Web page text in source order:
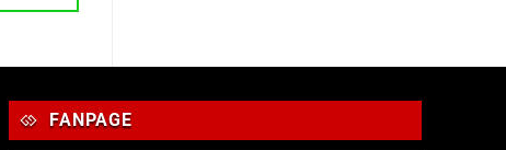
FANPAGE